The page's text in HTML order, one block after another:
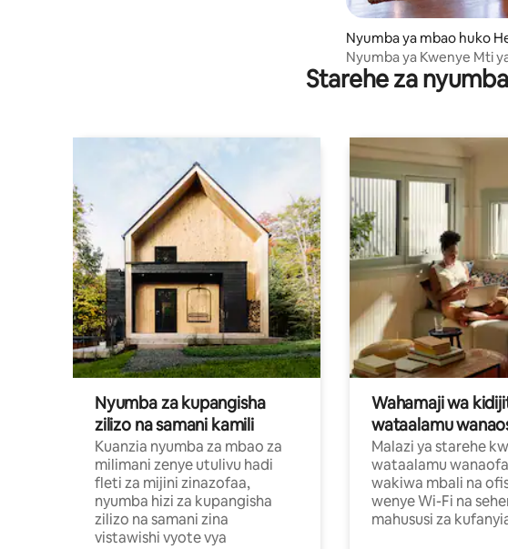
Nyumba ya mbao huko
burn Springs
Nyumba ya Kwenye Mti
Mapumziko ya Kimahaba
Starehe za
Nyumba za kupangisha
zilizo na samani kamili
Kuanzia nyumba za mbao za
milimani zenye utulivu hadi
fleti za mijini zinazofaa,
nyumba hizi za kupangisha
zilizo na samani zina
vistawishi vyote vya
Wahamaji wa
wataalamu
Malazi ya starehe
wataalamu
wakiwa mbali na
wenye Wi-Fi na
mahususi za